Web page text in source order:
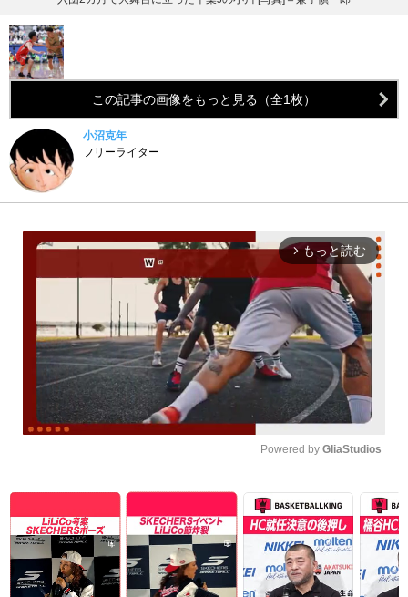
この記事の画像をもっと見る（全1枚）
小沼克年
フリーライター
arrow_forward_ios もっと読む
Powered by GliaStudios